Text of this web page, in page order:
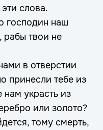
слова.
господин наш
рабы твои не
в отверстии
принесли тебе из
украсть из
или золото?
тому смерть,